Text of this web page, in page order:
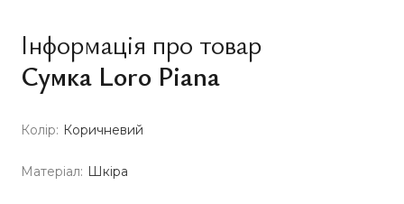
Інформація про товар
Сумка Loro Piana
Колір: Коричневий
Матеріал: Шкіра